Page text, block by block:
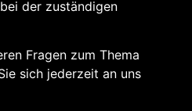
der zuständigen
Fragen zum Thema
sich jederzeit an uns